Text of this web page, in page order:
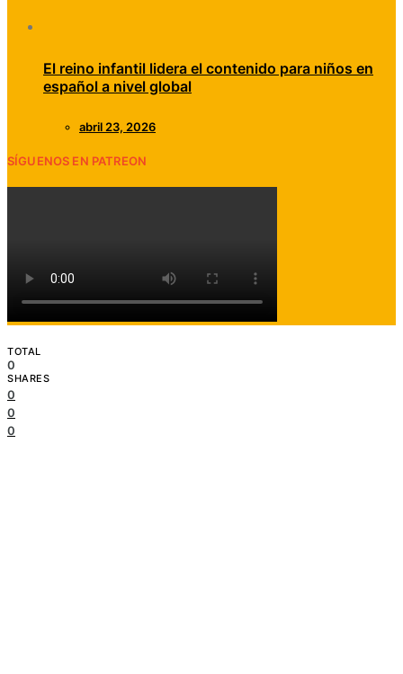
El reino infantil lidera el contenido para niños en
español a nivel global
abril 23, 2026
SÍGUENOS EN PATREON
TOTAL
0
SHARES
0
0
0